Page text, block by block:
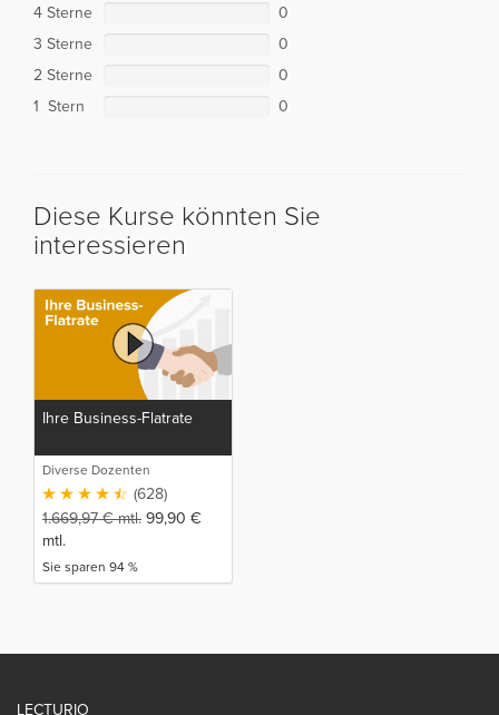
4 Sterne
0
3 Sterne
0
2 Sterne
0
1 Stern
0
Diese Kurse könnten Sie
interessieren
Ihre Business-Flatrate
Diverse Dozenten
(628)
1.669,97€mtl. 99,90 €
mtl.
Sie sparen 94 %
LECTURIO